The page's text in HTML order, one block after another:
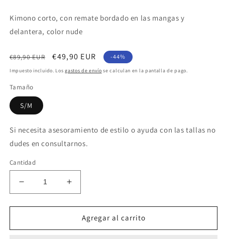
Kimono corto, con remate bordado en las mangas y
delantera, color nude
Precio
habitual
€89,90 EUR
Precio
de
€49,90 EUR -44%
Impuesto incluido. Losgastos de envío se calculan en la pantalla de pago.
Tamaño
S/M
Si necesita asesoramiento de estilo o ayuda con las tallas no
dudes en consultarnos.
Cantidad
Reducir
cantidad
para
Snape
Aumentar
cantidad
para
Kimono
Snape
Agregar al carrito